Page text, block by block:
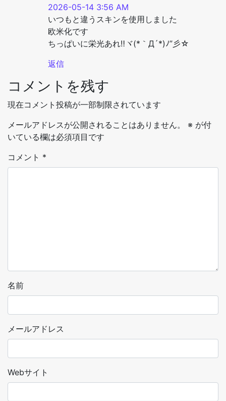
2026-05-14 3:56 AM
いつもと違うスキンを使用しました
欧米化です
ちっぱいに栄光あれ‼ヾ(*｀Д´*)ﾉ”彡☆
返信
コメントを残す
現在コメント投稿が一部制限されています
メールアドレスが公開されることはありません。
※ が付
いている欄は必須項目です
コメント *
名前
メールアドレス
Webサイト